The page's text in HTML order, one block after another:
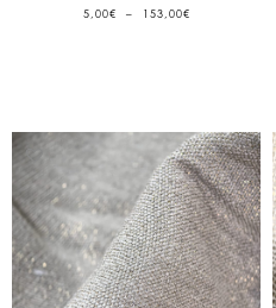
5,00€ – 153,00€PLAGE
DE